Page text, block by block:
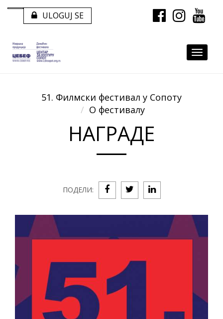
ULOGUJ SE
Пратите
51. Филмски фестивал у Сопоту
О фестивалу
НАГРАДЕ
ПОДЕЛИ: